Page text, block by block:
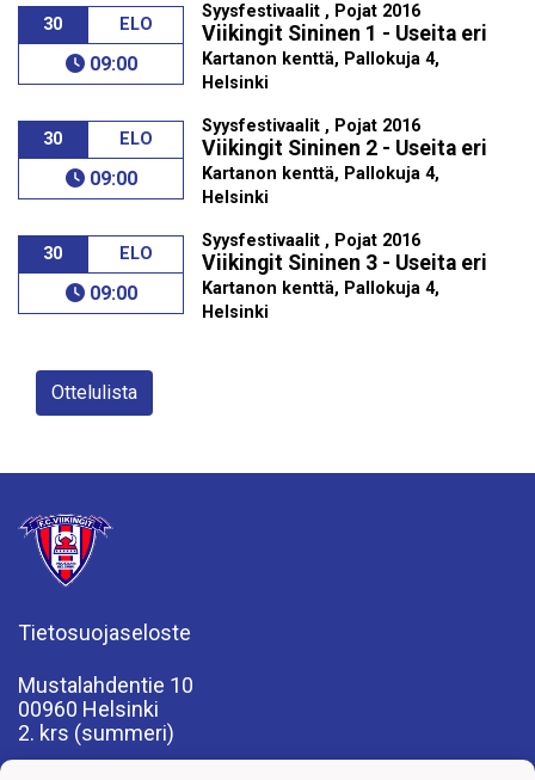
30 ELO
09:00
Syysfestivaalit , Pojat 2016
Viikingit Sininen 1 - Useita eri
Kartanon kenttä, Pallokuja 4,
Helsinki
30 ELO
09:00
Syysfestivaalit , Pojat 2016
Viikingit Sininen 2 - Useita eri
Kartanon kenttä, Pallokuja 4,
Helsinki
30 ELO
09:00
Syysfestivaalit , Pojat 2016
Viikingit Sininen 3 - Useita eri
Kartanon kenttä, Pallokuja 4,
Helsinki
Ottelulista
Tietosuojaseloste
Mustalahdentie 10
00960 Helsinki
2. krs (summeri)